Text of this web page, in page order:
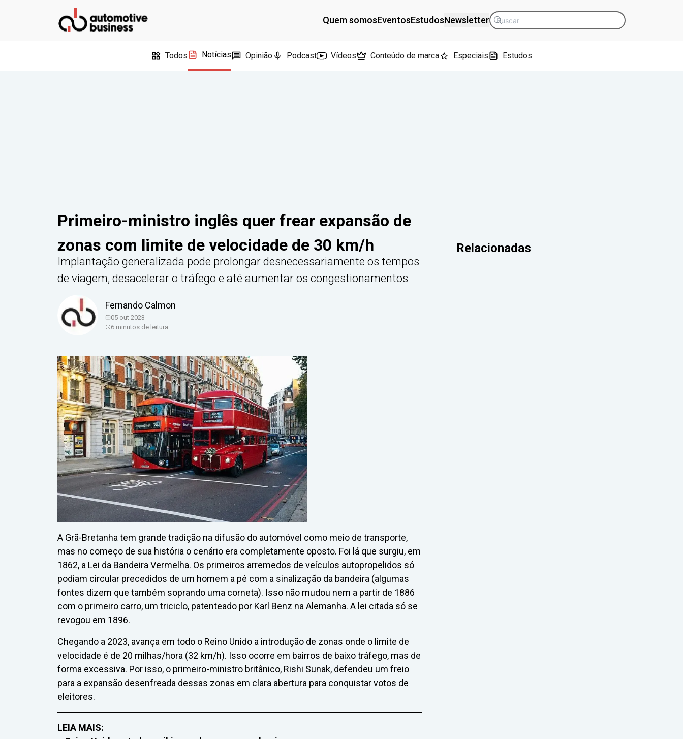
Quem somosEventosEstudosNewsletter
Todos Notícias Opinião Podcast Vídeos Conteúdo de marca Especiais Estudos
Primeiro-ministro inglês quer frear expansão de
zonas com limite de velocidade de 30 km/h
Implantação generalizada pode prolongar desnecessariamente os tempos
de viagem, desacelerar o tráfego e até aumentar os congestionamentos
Fernando Calmon
05 out 2023
6 minutos de leitura
A Grã-Bretanha tem grande tradição na difusão do automóvel como meio de transporte,
mas no começo de sua história o cenário era completamente oposto. Foi lá que surgiu, em
1862, a Lei da Bandeira Vermelha. Os primeiros arremedos de veículos autopropelidos só
podiam circular precedidos de um homem a pé com a sinalização da bandeira (algumas
fontes dizem que também soprando uma corneta). Isso não mudou nem a partir de 1886
com o primeiro carro, um triciclo, patenteado por Karl Benz na Alemanha. A lei citada só se
revogou em 1896.
Chegando a 2023, avança em todo o Reino Unido a introdução de zonas onde o limite de
velocidade é de 20 milhas/hora (32 km/h). Isso ocorre em bairros de baixo tráfego, mas de
forma excessiva. Por isso, o primeiro-ministro britânico, Rishi Sunak, defendeu um freio
para a expansão desenfreada dessas zonas em clara abertura para conquistar votos de
eleitores.
LEIA MAIS:
Relacionadas